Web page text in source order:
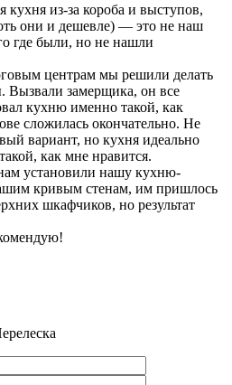
кухня из-за короба и выступов,
они и дешевле) — это не наш
где были, но не нашли
центрам мы решили делать
Вызвали замерщика, он все
кухню именно такой, как
сложилась окончательно. Не
вариант, но кухня идеально
как мне нравится.
установили нашу кухню-
кривым стенам, им пришлось
шкафчиков, но результат